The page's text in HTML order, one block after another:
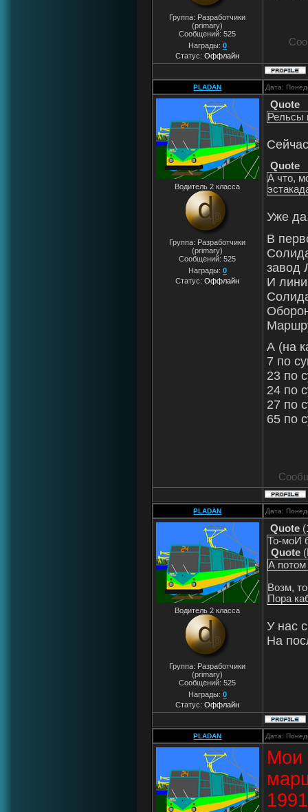
Группа: Разработчики
(primary)
Сообщений:525
Награды: 0
Статус:Оффлайн
PLADAN Дата:
Водитель 2 класса
Группа: Разработчики
(primary)
Сообщений:525
Награды: 0
Статус:Оффлайн
Quote
Рельсы
Quote
А что,
Уже
В
завод
И
А (на
7 по
23 по
24 по
27 по
65 по
PLADAN Дата:
Водитель 2 класса
Группа: Разработчики
(primary)
Сообщений:525
Награды: 0
Статус:Оффлайн
Quote (
То-моИ
Quote (
А потом
Возм,
Пора
У нас
На
PLADAN Дата:
Мои